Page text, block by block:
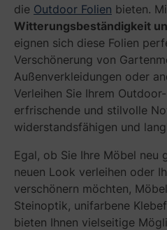
die Outdoor Folien bieten.
Witterungsbeständigkeit
eignen sich diese Folien
Verschönerung von
Außenverkleidungen oder
Verleihen Sie Ihrem
erfrischende und stilvolle
widerstandsfähigen und
Egal, ob Sie Ihre Möbel neu
neuen Look verleihen oder
verschönern möchten,
Steinoptik, unifarbene
bieten Ihnen vielseitige